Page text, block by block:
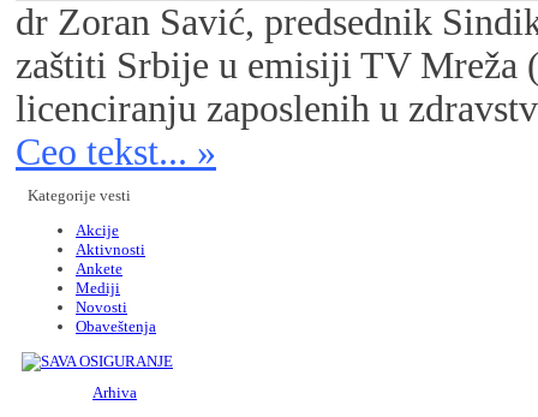
dr Zoran Savić, predsednik
zaštiti Srbije u emisiji TV Mreža
licenciranju zaposlenih u
Ceo tekst... »
Kategorije vesti
Akcije
Aktivnosti
Ankete
Mediji
Novosti
Obaveštenja
Arhiva